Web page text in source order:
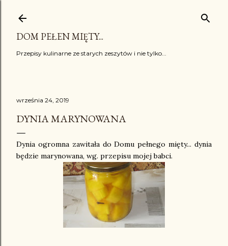
DOM PEŁEN MIĘTY...
Przepisy kulinarne ze starych zeszytów i nie tylko...
września 24, 2019
DYNIA MARYNOWANA
Dynia ogromna zawitała do Domu pełnego mięty... dynia
będzie marynowana, wg. przepisu mojej babci.